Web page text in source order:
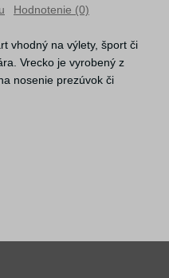
Hodnotenie (0)
vhodný na výlety, šport či
Vrecko je vyrobený z
nosenie prezúvok či